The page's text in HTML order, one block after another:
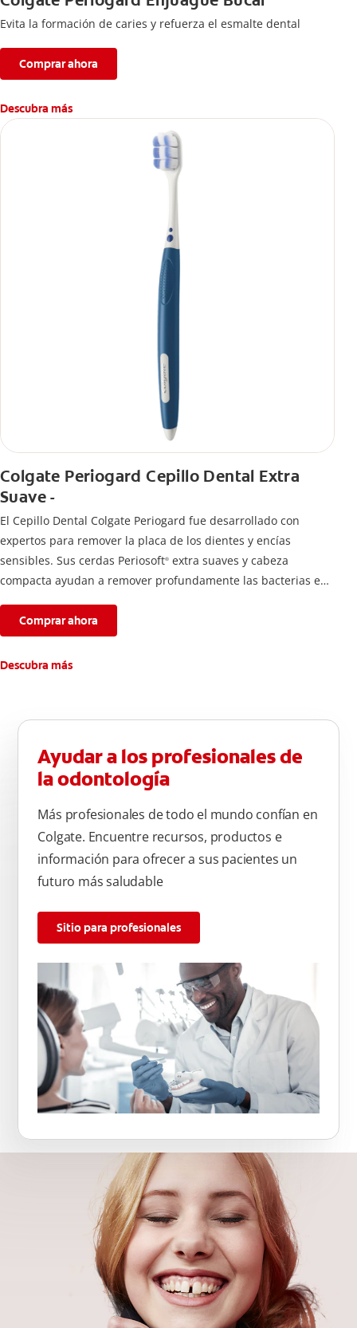
Evita la formación de caries y refuerza el esmalte dental
Comprar ahora
Descubra más
Colgate Periogard Cepillo Dental Extra
Suave -
El Cepillo Dental Colgate Periogard fue desarrollado con
expertos para remover la placa de los dientes y encías
sensibles. Sus cerdas Periosoft® extra suaves y cabeza
compacta ayudan a remover profundamente las bacterias en
Comprar ahora
Descubra más
Ayudar a los profesionales de
la odontología
Más profesionales de todo el mundo confían en
Colgate. Encuentre recursos, productos e
información para ofrecer a sus pacientes un
futuro más saludable
Sitio para profesionales